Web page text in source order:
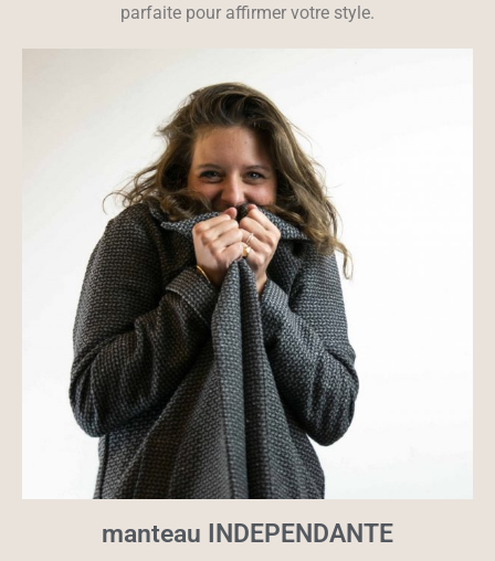
parfaite pour affirmer votre style.
manteau INDEPENDANTE